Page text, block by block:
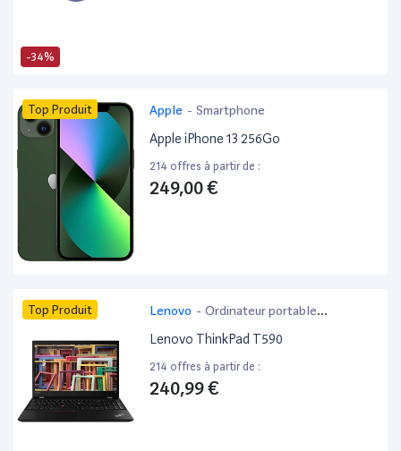
-34%
Top Produit Apple - Smartphone
Apple iPhone 13 256Go
214 offres à partir de :
249,00 €
Top Produit Lenovo - Ordinateur portable
bureautique
Lenovo ThinkPad T590
214 offres à partir de :
240,99 €